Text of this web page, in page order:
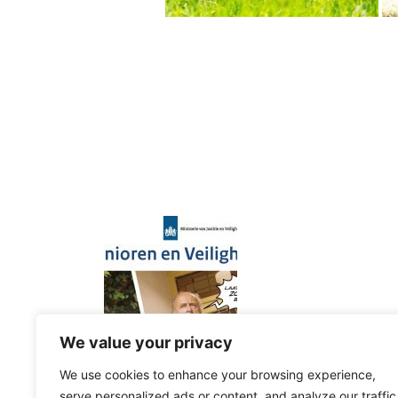
We value your privacy
We use cookies to enhance your browsing experience,